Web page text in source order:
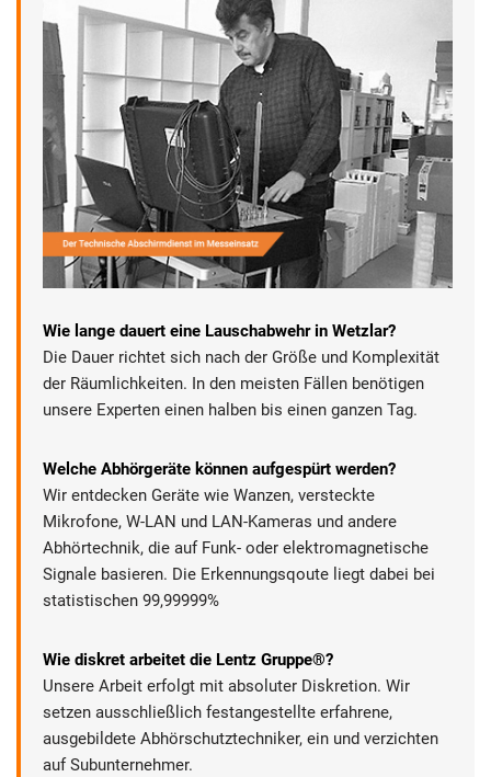
Wie lange dauert eine Lauschabwehr in Wetzlar?
Die Dauer richtet sich nach der Größe und Komplexität
der Räumlichkeiten. In den meisten Fällen benötigen
unsere Experten einen halben bis einen ganzen Tag.
Welche Abhörgeräte können aufgespürt werden?
Wir entdecken Geräte wie Wanzen, versteckte
Mikrofone, W-LAN und LAN-Kameras und andere
Abhörtechnik, die auf Funk- oder elektromagnetische
Signale basieren. Die Erkennungsqoute liegt dabei bei
statistischen 99,99999%
Wie diskret arbeitet die Lentz Gruppe®?
Unsere Arbeit erfolgt mit absoluter Diskretion. Wir
setzen ausschließlich festangestellte erfahrene,
ausgebildete Abhörschutztechniker, ein und verzichten
auf Subunternehmer.